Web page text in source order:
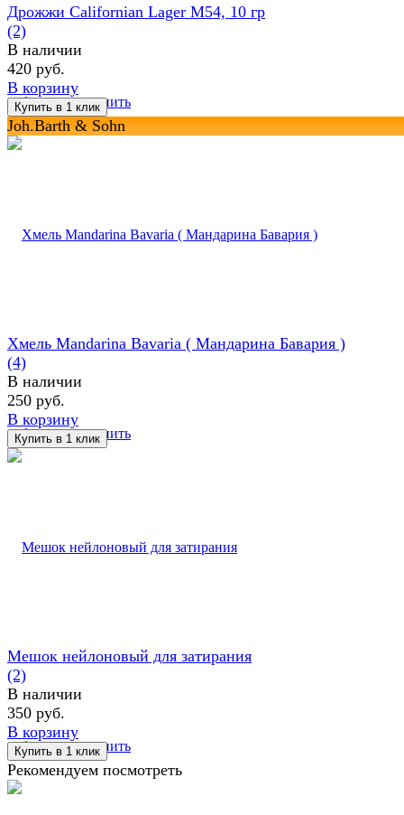
избранное сравнить
Дрожжи Californian Lager M54, 10 гр
(2)
В наличии
420 руб.
В корзину
Joh.Barth & Sohn
избранное сравнить
Хмель Mandarina Bavaria ( Maндарина Бавария )
(4)
В наличии
250 руб.
В корзину
избранное сравнить
Мешок нейлоновый для затирания
(2)
В наличии
350 руб.
В корзину
Рекомендуем посмотреть